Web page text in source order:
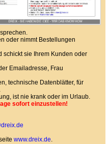
oder nimmt Bestellungen
schickt sie Ihrem Kunden oder
Emailadresse, Frau
technische Datenblätter, für
ist nie krank oder im Urlaub.
sofort einzustellen!
www.dreix.de.